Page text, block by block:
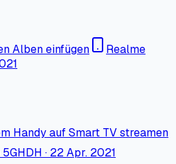
Alben einfügen
Realme
Handy auf Smart TV streamen
HDH · 22 Apr. 2021